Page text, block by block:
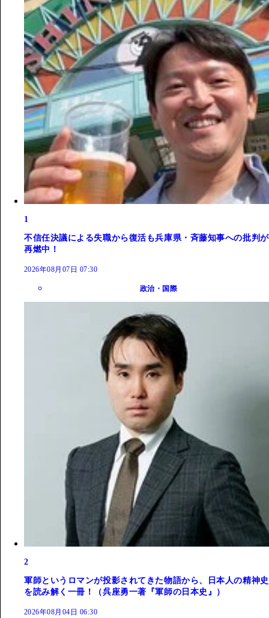
1
不信任決議による失職から復活も兵庫県・斉藤知事への批判が
再燃中！
2026年08月07日 07:30
政治・国際
2
軍師というロマンが投影されてきた物語から、日本人の精神史
を読み解く一冊！（呉座勇一著『軍師の日本史』）
2026年08月04日 06:30